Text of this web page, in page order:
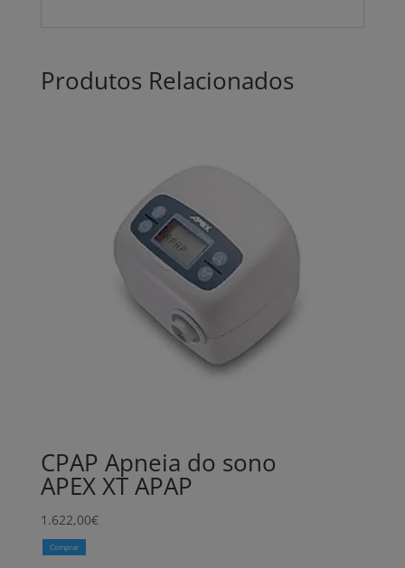
Produtos Relacionados
CPAP Apneia do sono
APEX XT APAP
1.622,00€
Comprar